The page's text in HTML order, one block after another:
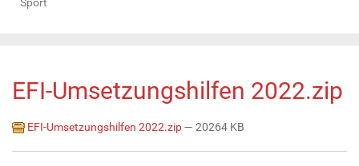
EFI-Umsetzungshilfen 2022.zip
EFI-Umsetzungshilfen 2022.zip— 20264 KB